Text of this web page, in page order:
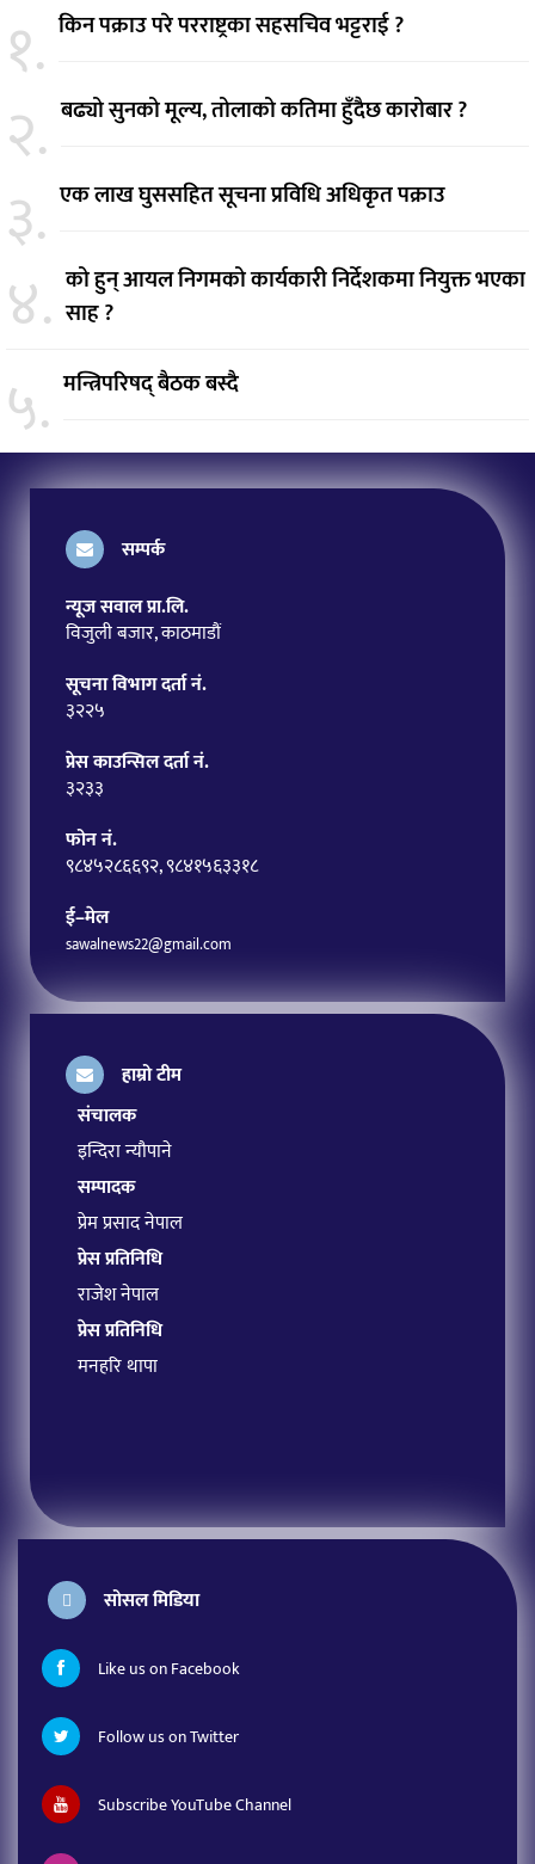
१. किन पक्राउ परे परराष्ट्रका सहसचिव भट्टराई ?
२. बढ्यो सुनको मूल्य, तोलाको कतिमा हुँदैछ कारोबार ?
३. एक लाख घुससहित सूचना प्रविधि अधिकृत पक्राउ
४. को हुन् आयल निगमको कार्यकारी निर्देशकमा नियुक्त भएका
साह ?
५. मन्त्रिपरिषद् बैठक बस्दै
सम्पर्क
न्यूज सवाल प्रा.लि.
विजुली बजार, काठमाडौं
सूचना विभाग दर्ता नं.
३२२५
प्रेस काउन्सिल दर्ता नं.
३२३३
फोन नं.
९८४५२८६६९२, ९८४१५६३३१८
ई–मेल
sawalnews22@gmail.com
हाम्रो टीम
संचालक
इन्दिरा न्यौपाने
सम्पादक
प्रेम प्रसाद नेपाल
प्रेस प्रतिनिधि
राजेश नेपाल
प्रेस प्रतिनिधि
मनहरि थापा
सोसल मिडिया
Like us on Facebook
Follow us on Twitter
Subscribe YouTube Channel